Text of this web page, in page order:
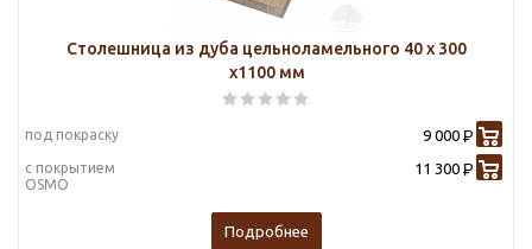
Столешница из дуба цельноламельного 40 х 300
х1100 мм
под покраску 9 000 Р
с покрытием
OSMO
11 300 Р
Подробнее